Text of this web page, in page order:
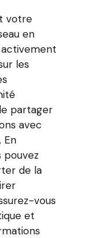
votre
en
activement
les
partager
avec
En
pouvez
de la
vous
et